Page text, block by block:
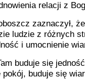
relacji z
zaznaczył,
ludzie z różnych
i umocnienie
buduje się
pokój, buduje się